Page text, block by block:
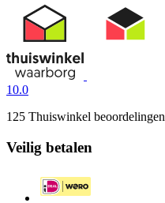
10.0
125 Thuiswinkel beoordelingen
Veilig betalen